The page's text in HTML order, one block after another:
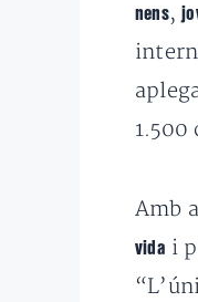
nens,
1.500
Amb
vida i